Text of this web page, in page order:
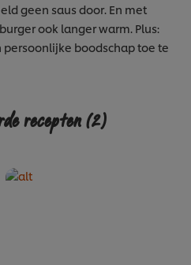
geen saus door. En met
ook langer warm. Plus:
persoonlijke boodschap toe te
recepten(2)